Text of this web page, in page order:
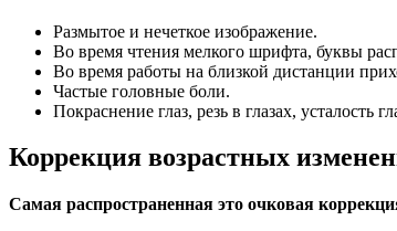
Размытое и нечеткое изображение.
Во время чтения мелкого шрифта, буквы
Во время работы на близкой дистанции
Частые головные боли.
Покраснение глаз, резь в глазах, усталость
Коррекция возрастных
Самая распространенная это очковая